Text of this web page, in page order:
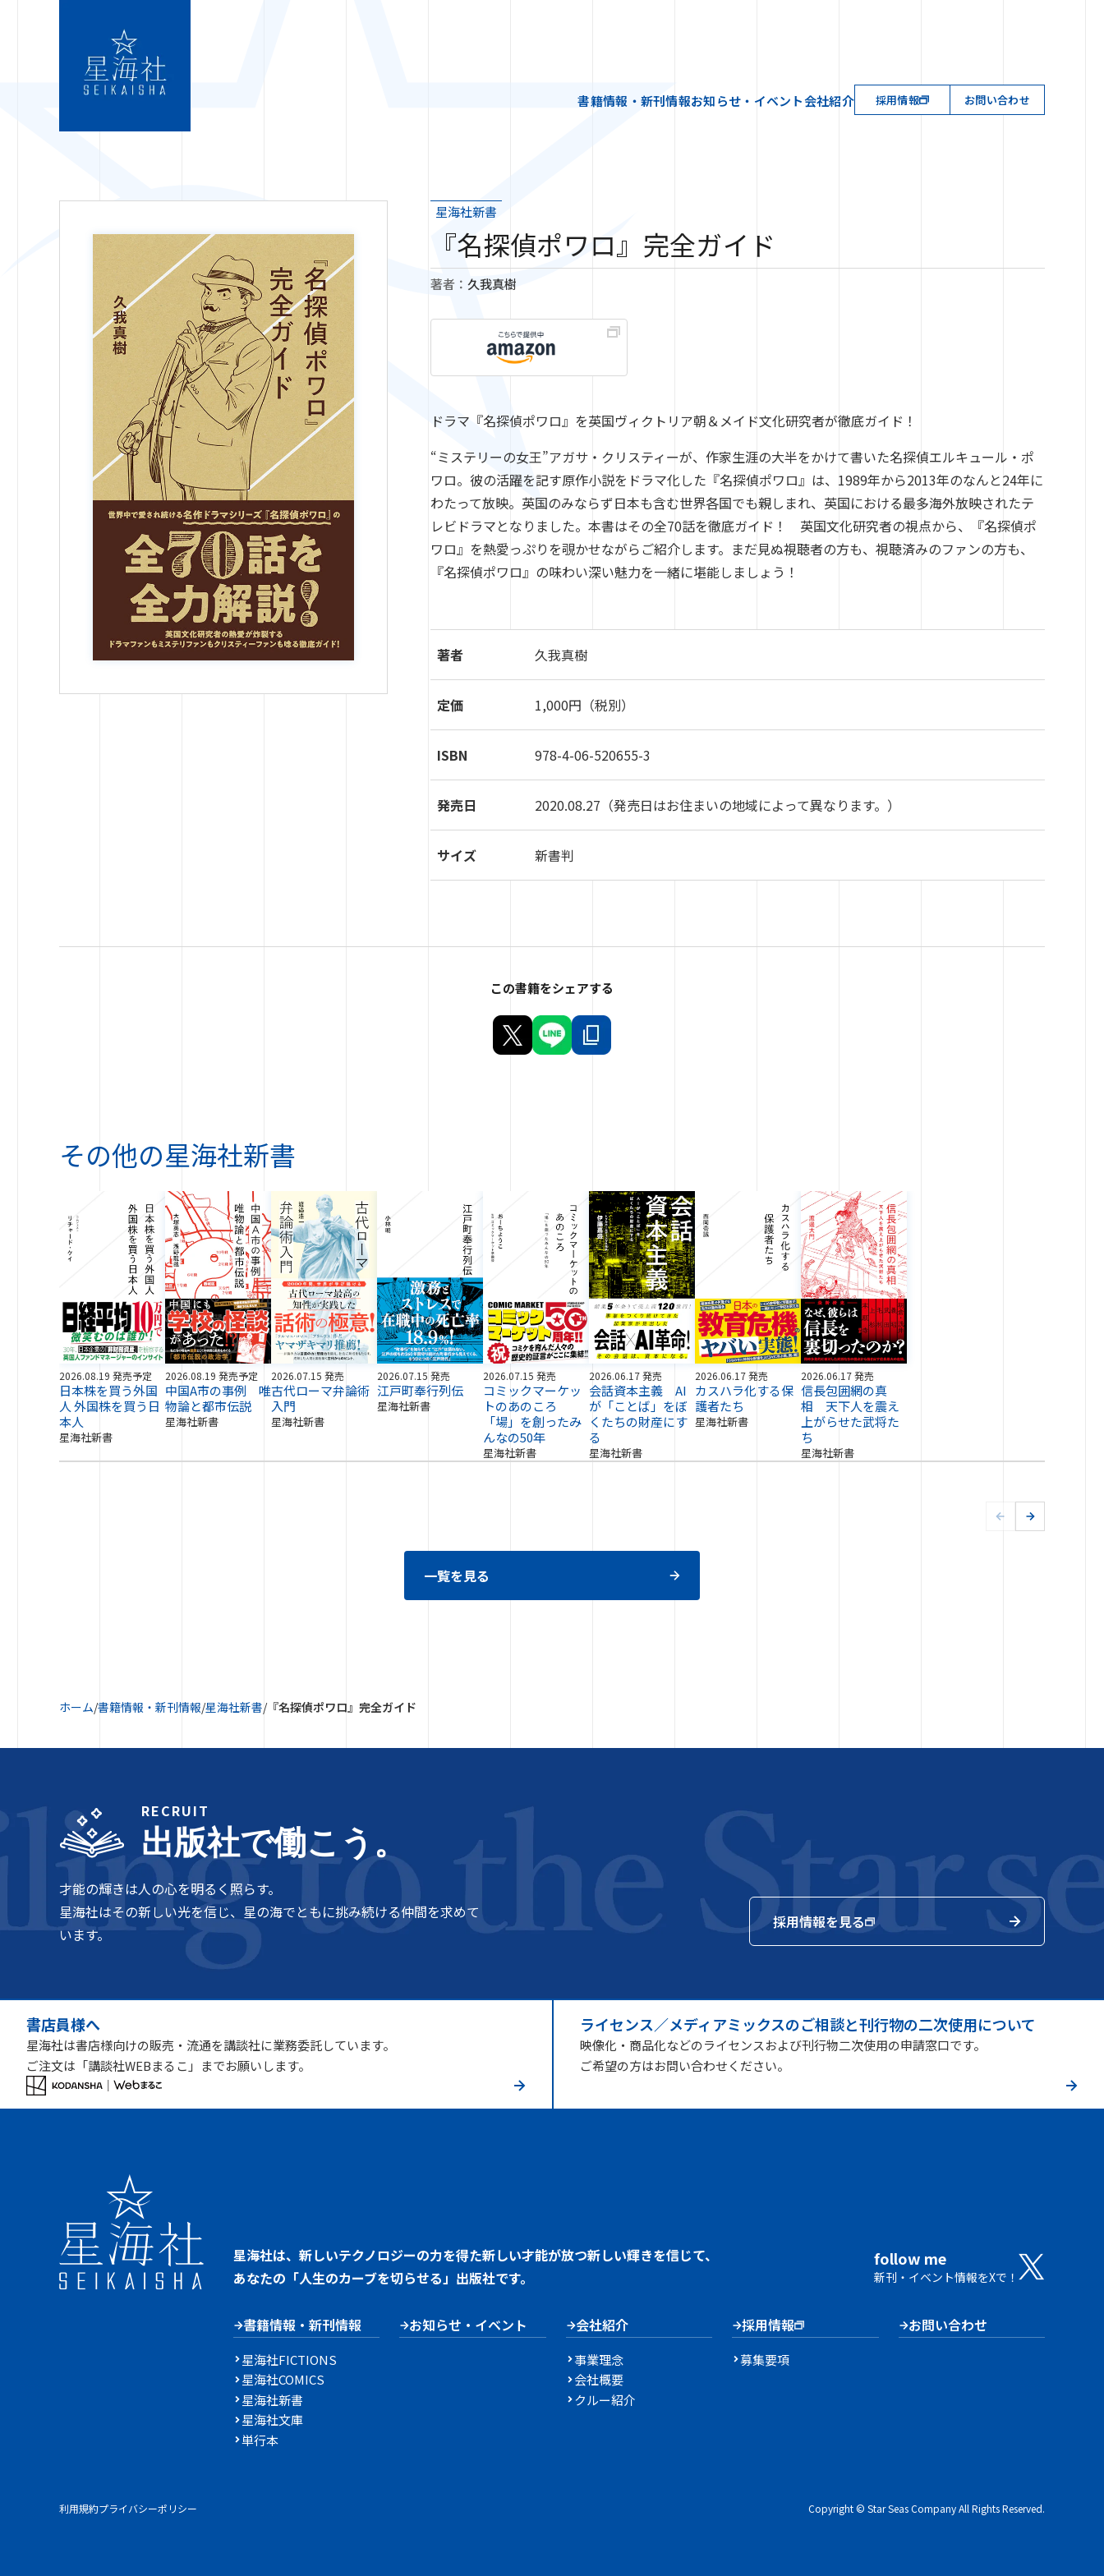
書籍情報・新刊情報お知らせ・イベント会社紹介 採用情報 お問い合わせ
星海社新書
『名探偵ポワロ』完全ガイド
著者： 久我真樹
ドラマ『名探偵ポワロ』を英国ヴィクトリア朝＆メイド文化研究者が徹底ガイド！
“ミステリーの女王”アガサ・クリスティーが、作家生涯の大半をかけて書いた名探偵エルキュール・ポ
ワロ。彼の活躍を記す原作小説をドラマ化した『名探偵ポワロ』は、1989年から2013年のなんと24年に
わたって放映。英国のみならず日本も含む世界各国でも親しまれ、英国における最多海外放映されたテ
レビドラマとなりました。本書はその全70話を徹底ガイド！ 英国文化研究者の視点から、『名探偵ポ
ワロ』を熱愛っぷりを覗かせながらご紹介します。まだ見ぬ視聴者の方も、視聴済みのファンの方も、
『名探偵ポワロ』の味わい深い魅力を一緒に堪能しましょう！
著者 久我真樹
定価 1,000円（税別）
ISBN 978-4-06-520655-3
発売日 2020.08.27 （発売日はお住まいの地域によって異なります。）
サイズ 新書判
この書籍をシェアする
その他の星海社新書
2026.08.19 発売予定
日本株を買う外国
人 外国株を買う日
本人
星海社新書
2026.08.19 発売予定
中国A市の事例 唯
物論と都市伝説
星海社新書
2026.07.15 発売
古代ローマ弁論術
入門
星海社新書
2026.07.15 発売
江戸町奉行列伝
星海社新書
2026.07.15 発売
コミックマーケッ
トのあのころ
「場」を創ったみ
んなの50年
星海社新書
2026.06.17 発売
会話資本主義 AI
が「ことば」をぼ
くたちの財産にす
る
星海社新書
2026.06.17 発売
カスハラ化する保
護者たち
星海社新書
2026.06.17 発売
信長包囲網の真
相 天下人を震え
上がらせた武将た
ち
星海社新書
一覧を見る
ホーム/書籍情報・新刊情報/星海社新書/『名探偵ポワロ』完全ガイド
RECRUIT
出版社で働こう。
才能の輝きは人の心を明るく照らす。
星海社はその新しい光を信じ、星の海でともに挑み続ける仲間を求めて
います。
採用情報を見る
書店員様へ
星海社は書店様向けの販売・流通を講談社に業務委託しています。
ご注文は「講談社WEBまるこ」までお願いします。
ライセンス／メディアミックスのご相談と刊行物の二次使用について
映像化・商品化などのライセンスおよび刊行物二次使用の申請窓口です。
ご希望の方はお問い合わせください。
星海社は、新しいテクノロジーの力を得た新しい才能が放つ新しい輝きを信じて、
あなたの「人生のカーブを切らせる」出版社です。
follow me
新刊・イベント情報をXで！
書籍情報・新刊情報
星海社FICTIONS
星海社COMICS
星海社新書
星海社文庫
単行本
お知らせ・イベント 会社紹介
事業理念
会社概要
クルー紹介
採用情報
募集要項
お問い合わせ
利用規約プライバシーポリシー Copyright © Star Seas Company All Rights Reserved.